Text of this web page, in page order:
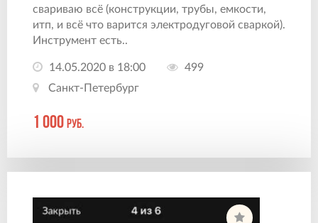
свариваю всё (конструкции, трубы, емкости,
итп, и всё что варится электродуговой сваркой).
Инструмент есть..
14.05.2020 в 18:00
499
Санкт-Петербург
1 000 руб.